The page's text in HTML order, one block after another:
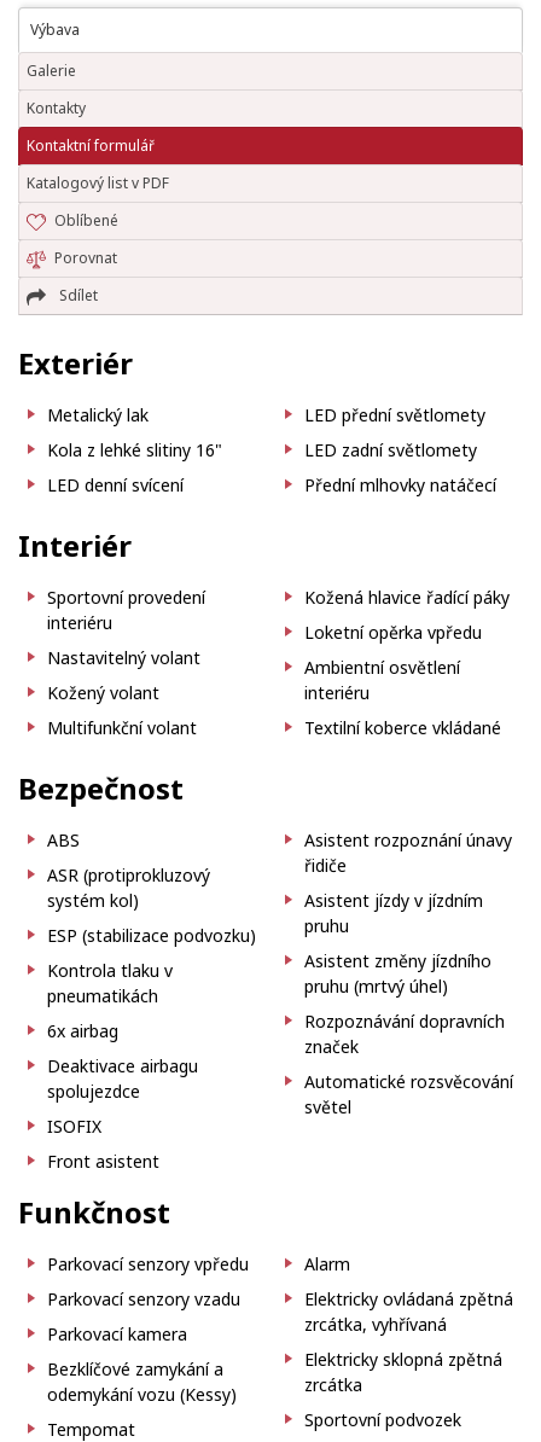
Výbava
Galerie
Kontakty
Kontaktní formulář
Katalogový list v PDF
Oblíbené
Porovnat
Sdílet
Exteriér
Metalický lak
Kola z lehké slitiny 16"
LED denní svícení
LED přední světlomety
LED zadní světlomety
Přední mlhovky natáčecí
Interiér
Sportovní provedení
interiéru
Nastavitelný volant
Kožený volant
Multifunkční volant
Kožená hlavice řadící páky
Loketní opěrka vpředu
Ambientní osvětlení
interiéru
Textilní koberce vkládané
Bezpečnost
ABS
ASR (protiprokluzový
systém kol)
ESP (stabilizace podvozku)
Kontrola tlaku v
pneumatikách
6x airbag
Deaktivace airbagu
spolujezdce
ISOFIX
Front asistent
Asistent rozpoznání únavy
řidiče
Asistent jízdy v jízdním
pruhu
Asistent změny jízdního
pruhu (mrtvý úhel)
Rozpoznávání dopravních
značek
Automatické rozsvěcování
světel
Funkčnost
Parkovací senzory vpředu
Parkovací senzory vzadu
Parkovací kamera
Bezklíčové zamykání a
odemykání vozu (Kessy)
Tempomat
Alarm
Elektricky ovládaná zpětná
zrcátka, vyhřívaná
Elektricky sklopná zpětná
zrcátka
Sportovní podvozek